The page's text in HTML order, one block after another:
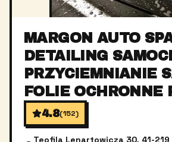
MARGON AUTO
DETAILING
PRZYCIEMNIANIE
FOLIE OCHRONNE
4.8(152)
Teofila Lenartowicza 30, 41-219